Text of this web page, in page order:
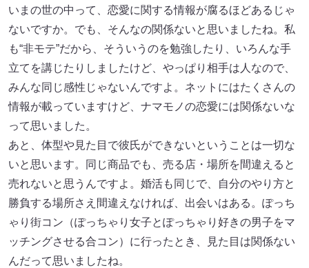
いまの世の中って、恋愛に関する情報が腐るほどあるじゃ
ないですか。でも、そんなの関係ないと思いましたね。私
も“非モテ”だから、そういうのを勉強したり、いろんな手
立てを講じたりしましたけど、やっぱり相手は人なので、
みんな同じ感性じゃないんですよ。ネットにはたくさんの
情報が載っていますけど、ナマモノの恋愛には関係ないな
って思いました。
あと、体型や見た目で彼氏ができないということは一切な
いと思います。同じ商品でも、売る店・場所を間違えると
売れないと思うんですよ。婚活も同じで、自分のやり方と
勝負する場所さえ間違えなければ、出会いはある。ぽっち
ゃり街コン（ぽっちゃり女子とぽっちゃり好きの男子をマ
ッチングさせる合コン）に行ったとき、見た目は関係ない
んだって思いましたね。